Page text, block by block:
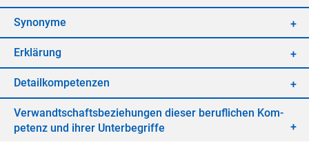
Syn­ony­me
Er­klä­rung
De­tail­kom­pe­ten­zen
Ver­wandt­schafts­be­zie­hun­gen die­ser be­ruf­li­chen Kom­
pe­tenz und ih­rer Un­ter­be­grif­fe